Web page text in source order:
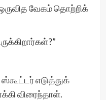
வேகம் தொற்றிக்
எடுத்துக்
விரைந்தாள்.